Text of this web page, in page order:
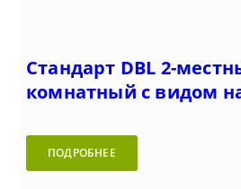
Стандарт DBL 2-
комнатный с видом
ПОДРОБНЕЕ